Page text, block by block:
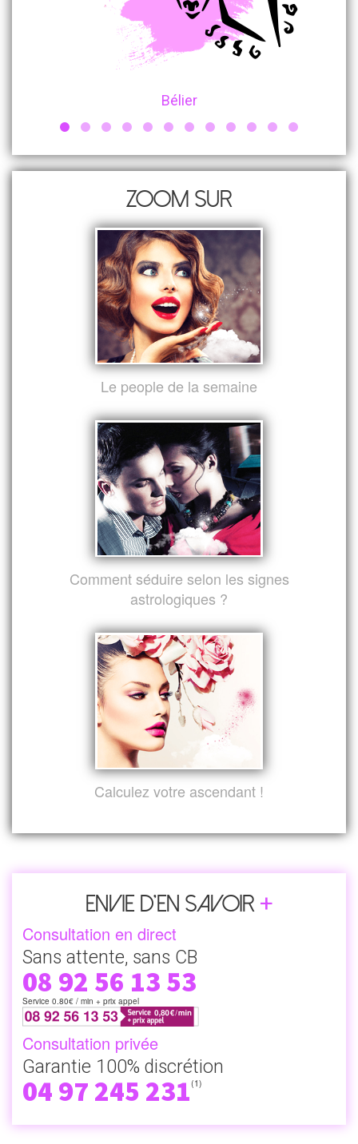
Bélier
Zoom sur
Le people de la semaine
Comment séduire selon les signes
astrologiques ?
Calculez votre ascendant !
Envie d’en savoir +
Consultation en direct
Sans attente, sans CB
08 92 56 13 53
Service 0.80€ / min + prix appel
Consultation privée
Garantie 100% discrétion
04 97 245 231(1)